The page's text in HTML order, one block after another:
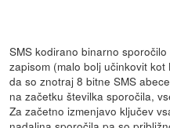
SMS kodirano binarno
zapisom (malo bolj učinkovit
da so znotraj 8 bitne SMS
na začetku številka sporočila,
Za začetno izmenjavo ključev